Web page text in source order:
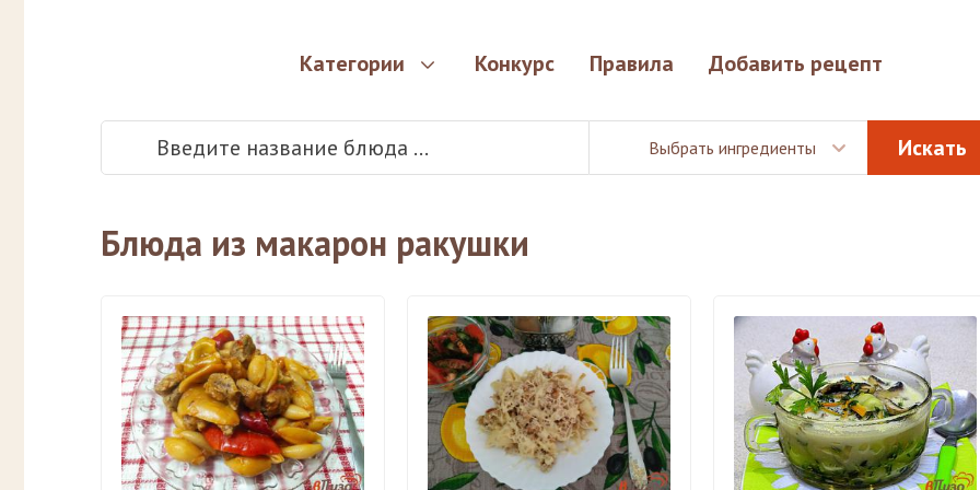
Категории Конкурс Правила Добавить рецепт
Выбрать ингредиенты
Блюда из макарон ракушки